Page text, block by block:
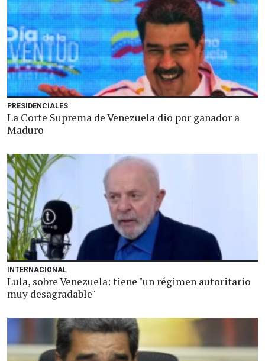
PRESIDENCIALES
La Corte Suprema de Venezuela dio por ganador a
Maduro
INTERNACIONAL
Lula, sobre Venezuela: tiene "un régimen autoritario
muy desagradable"